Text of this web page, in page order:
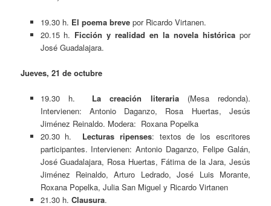
19.30 h. El poema brevepor Ricardo Virtanen.
20.15 h. Ficción y realidad en la novela histórica por
José Guadalajara.
Jueves, 21 de octubre
19.30 h. La creación literaria(Mesa redonda).
Intervienen: Antonio Daganzo, Rosa Huertas, Jesús
Jiménez Reinaldo. Modera: Roxana Popelka
20.30 h. Lecturas ripenses: textos de los escritores
participantes. Intervienen: Antonio Daganzo, Felipe Galán,
José Guadalajara, Rosa Huertas, Fátima de la Jara, Jesús
Jiménez Reinaldo, Arturo Ledrado, José Luis Morante,
Roxana Popelka, Julia San Miguel y Ricardo Virtanen
21.30 h. Clausura.